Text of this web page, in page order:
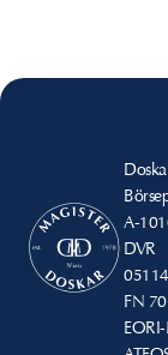
A-
DVR
FN